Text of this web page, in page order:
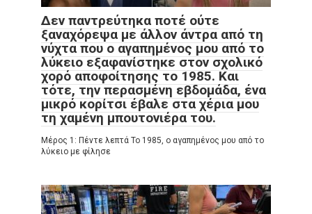
Δεν παντρεύτηκα ποτέ ούτε
ξαναχόρεψα με άλλον άντρα από τη
νύχτα που ο αγαπημένος μου από το
λύκειο εξαφανίστηκε στον σχολικό
χορό αποφοίτησης το 1985. Και
τότε, την περασμένη εβδομάδα, ένα
μικρό κορίτσι έβαλε στα χέρια μου
τη χαμένη μπουτονιέρα του.
Μέρος 1: Πέντε λεπτά Το 1985, ο αγαπημένος μου από το
λύκειο με φίλησε